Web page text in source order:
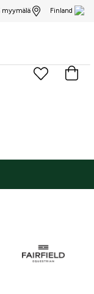
myymälä Finland